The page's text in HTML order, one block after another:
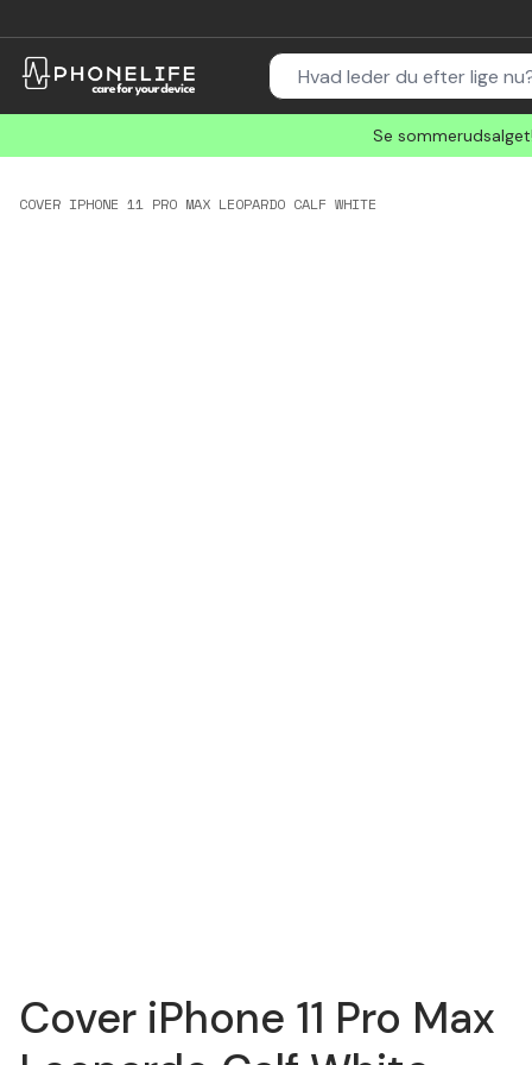
Se
COVER IPHONE 11 PRO MAX LEOPARDO CALF WHITE
Cover iPhone 11 Pro Max